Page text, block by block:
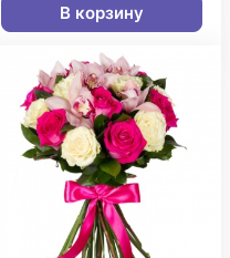
В корзину